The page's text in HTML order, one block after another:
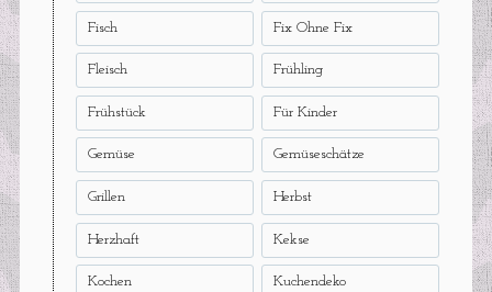
Fisch Fix Ohne Fix
Fleisch Frühling
Frühstück Für Kinder
Gemüse Gemüseschätze
Grillen Herbst
Herzhaft Kekse
Kochen Kuchendeko